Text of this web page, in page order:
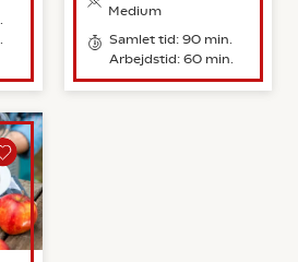
Medium
Samlet tid: 90 min.
Arbejdstid: 60 min.